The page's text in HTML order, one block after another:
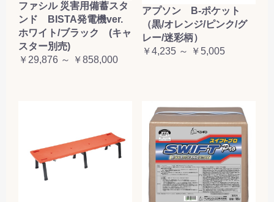
ファシル 災害用備蓄スタ
ンド BISTA発電機ver.
ホワイト/ブラック (キャ
スター別売)
￥29,876 ～ ￥858,000
アプソン B-ポケット
（黒/オレンジ/ピンク/グ
レー/迷彩柄）
￥4,235 ～ ￥5,005